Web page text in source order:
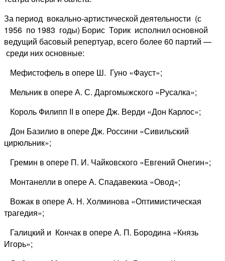
За период вокально-артистической деятельности (с
1956 по 1983 годы) Борис Торик исполнил основной
ведущий басовый репертуар, всего более 60 партий —
среди них основные:
Мефистофель в опере Ш. Гуно «Фауст»;
Мельник в опере А. С. Даргомыжского «Русалка»;
Король Филипп II в опере Дж. Верди «Дон Карлос»;
Дон Базилио в опере Дж. Россини «Сивильский
цирюльник»;
Гремин в опере П. И. Чайковского «Евгений Онегин»;
Монтанелли в опере А. Спадавеккиа «Овод»;
Вожак в опере А. Н. Холминова «Оптимистическая
трагедия»;
Галицкий и Кончак в опере А. П. Бородина «Князь
Игорь»;